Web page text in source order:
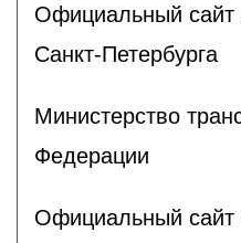
Официальный сайт
Санкт-Петербурга
Министерство
Федерации
Официальный сайт